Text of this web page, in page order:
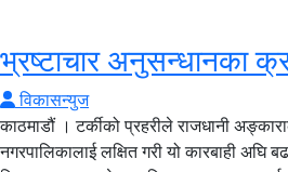
भ्रष्टाचार अनुसन्धानका
विकासन्युज
काठमाडौं । टर्कीको प्रहरीले राजधानी
नगरपालिकालाई लक्षित गरी यो कारबाही